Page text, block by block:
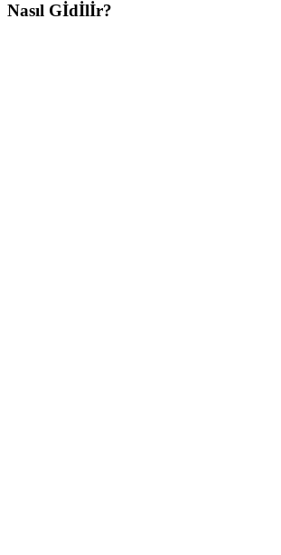
Nasıl Gİdİlİr?